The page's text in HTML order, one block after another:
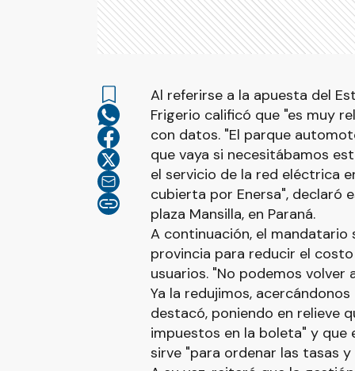
Al referirse a la apuesta del
Frigerio calificó que "es muy
con datos. "El parque
que vaya si necesitábamos
el servicio de la red eléctrica
cubierta por Enersa", declaró
plaza Mansilla, en Paraná.
A continuación, el mandatario
provincia para reducir el
usuarios. "No podemos volver
Ya la redujimos,
destacó, poniendo en relieve
impuestos en la boleta" y
sirve "para ordenar las tasas